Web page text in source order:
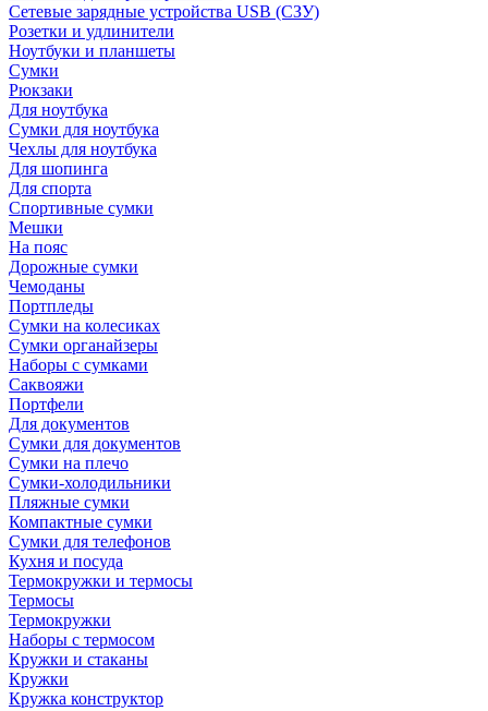
Сетевые зарядные устройства USB (СЗУ)
Розетки и удлинители
Ноутбуки и планшеты
Сумки
Рюкзаки
Для ноутбука
Сумки для ноутбука
Чехлы для ноутбука
Для шопинга
Для спорта
Спортивные сумки
Мешки
На пояс
Дорожные сумки
Чемоданы
Портпледы
Сумки на колесиках
Сумки органайзеры
Наборы с сумками
Саквояжи
Портфели
Для документов
Сумки для документов
Сумки на плечо
Сумки-холодильники
Пляжные сумки
Компактные сумки
Сумки для телефонов
Кухня и посуда
Термокружки и термосы
Термосы
Термокружки
Наборы с термосом
Кружки и стаканы
Кружки
Кружка конструктор